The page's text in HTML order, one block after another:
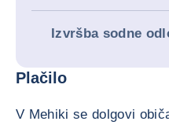
Izvršba sodne
Plačilo
V Mehiki se dolgovi